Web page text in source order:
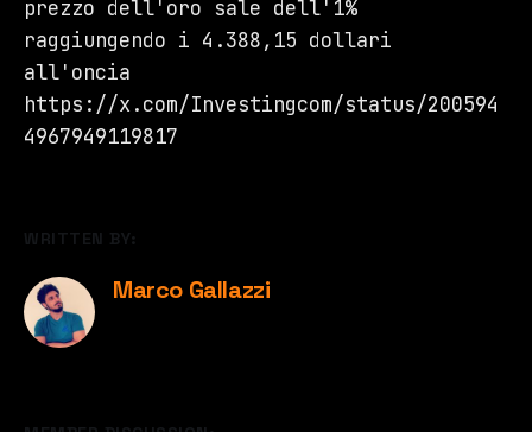
prezzo dell'oro sale dell'1%
raggiungendo i 4.388,15 dollari
all'oncia
https://x.com/Investingcom/status/200594
4967949119817
WRITTEN BY:
Marco Gallazzi